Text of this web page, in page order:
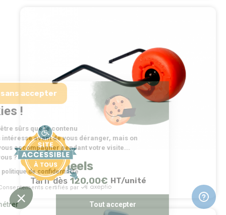
Sunwheels
Tarif dès 120,00€ HT/unité
Continuer sans accepter
Salut c'est nous...
les Cookies !
On a attendu d'être sûrs que le contenu
de ce site vous intéresse avant de vous déranger, mais on
aimerait bien vous accompagner pendant votre visite...
C'est OK pour vous ?
Consulter notre politique de confidentialité
Consentements certifiés par
Tout accepter